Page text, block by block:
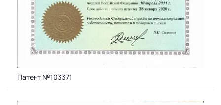
Патент №103371